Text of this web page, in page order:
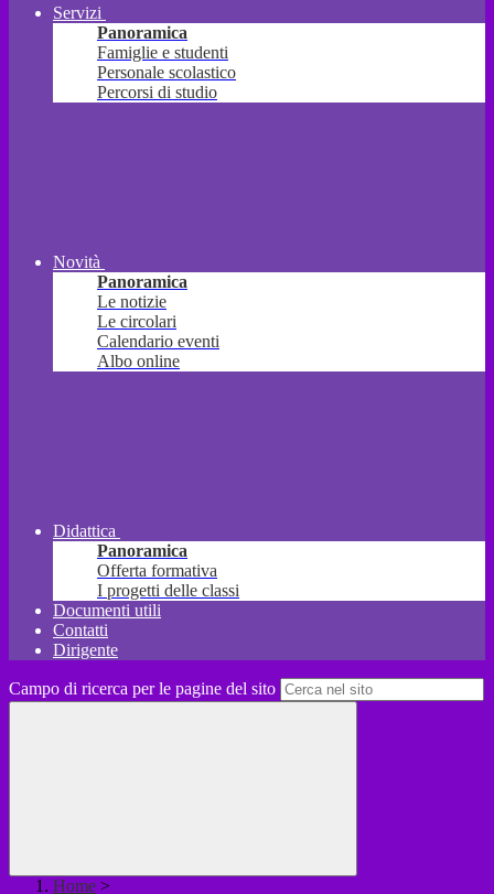
Servizi
Panoramica
Famiglie e studenti
Personale scolastico
Percorsi di studio
Novità
Panoramica
Le notizie
Le circolari
Calendario eventi
Albo online
Didattica
Panoramica
Offerta formativa
I progetti delle classi
Documenti utili
Contatti
Dirigente
Campo di ricerca per le pagine del sito
Home >